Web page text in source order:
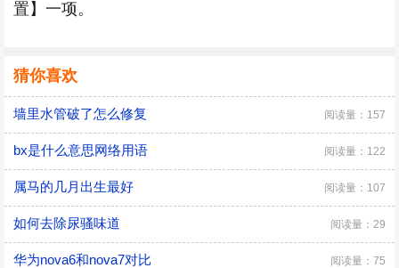
置】一项。
猜你喜欢
墙里水管破了怎么修复 阅读量：157
bx是什么意思网络用语 阅读量：122
属马的几月出生最好 阅读量：107
如何去除尿骚味道 阅读量：29
华为nova6和nova7对比 阅读量：75